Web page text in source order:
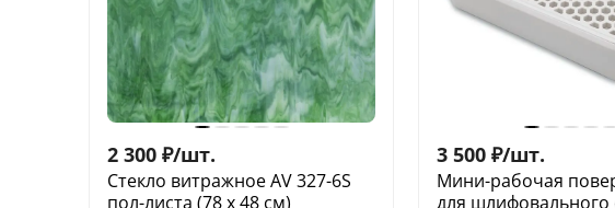
2 300 ₽/шт.
Стекло витражное AV 327-6S
пол-листа (78 х 48 см)
3 500 ₽/шт.
Мини-рабочая
для шлифовального